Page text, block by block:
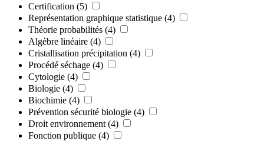
Certification (5)
Représentation graphique statistique (4)
Théorie probabilités (4)
Algèbre linéaire (4)
Cristallisation précipitation (4)
Procédé séchage (4)
Cytologie (4)
Biologie (4)
Biochimie (4)
Prévention sécurité biologie (4)
Droit environnement (4)
Fonction publique (4)